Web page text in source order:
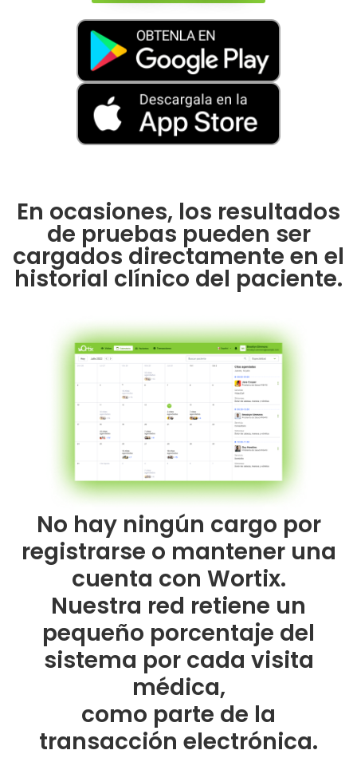
En ocasiones, los resultados
de pruebas pueden ser
cargados directamente en el
historial clínico del paciente.
No hay ningún cargo por
registrarse o mantener una
cuenta con Wortix.
Nuestra red retiene un
pequeño porcentaje del
sistema por cada visita
médica,
como parte de la
transacción electrónica.